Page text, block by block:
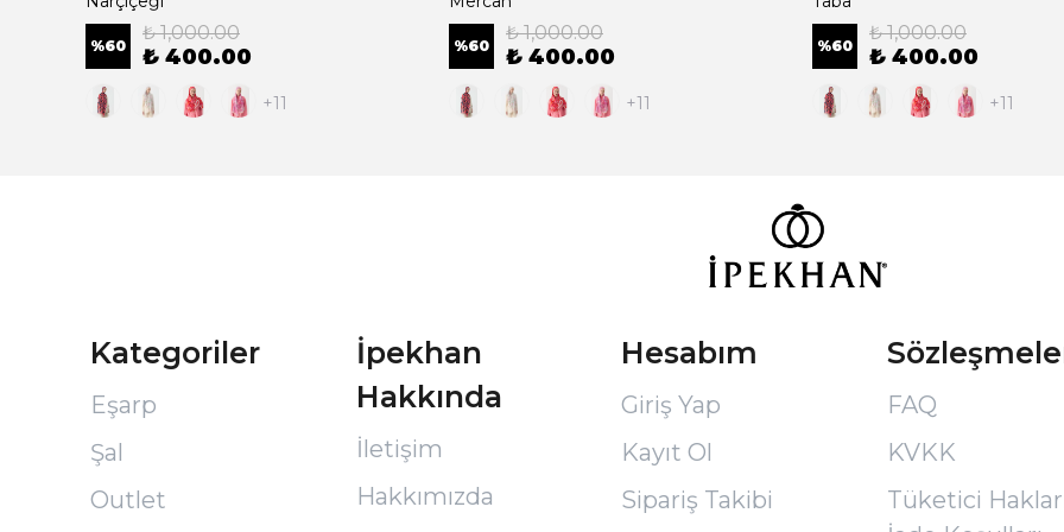
%60
₺ 1,000.00
₺ 400.00
+11
%60
₺ 1,000.00
₺ 400.00
+11
%60
₺ 1,000.00
₺ 400.00
+11
Kategoriler
Eşarp
Şal
Outlet
İpekhan
Hakkında
İletişim
Hakkımızda
Hesabım
Giriş Yap
Kayıt Ol
Sipariş Takibi
FAQ
KVKK
Tüketici